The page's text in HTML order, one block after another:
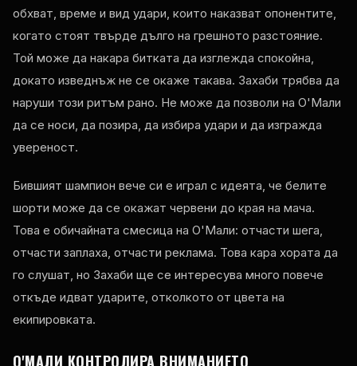
обхват, време и вид удари, които наказват опонентите,
когато стоят твърде дълго на грешното разстояние.
Той може да накара битката да изглежда спокойна,
докато изведнъж не се окаже такава. Захаби трябва да
наруши този ритъм рано. Не може да позволи на О'Мали
да се носи, да позира, да избира удари и да изгражда
увереност.
Бившият шампион вече си е играл с идеята, че белите
шорти може да се окажат червени до края на мача.
Това е обичайната смесица на О'Мали: отчасти шега,
отчасти заплаха, отчасти реклама. Това кара хората да
го слушат, но Захаби ще се интересува много повече
откъде идват ударите, отколкото от цвета на
екипировката.
О'МАЛИ КОНТРОЛИРА ВНИМАНИЕТО